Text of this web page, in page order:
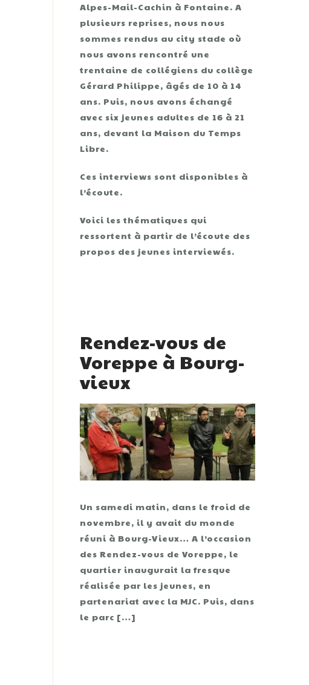
Alpes-Mail-Cachin à Fontaine. A
plusieurs reprises, nous nous
sommes rendus au city stade où
nous avons rencontré une
trentaine de collégiens du collège
Gérard Philippe, âgés de 10 à 14
ans. Puis, nous avons échangé
avec six jeunes adultes de 16 à 21
ans, devant la Maison du Temps
Libre.
Ces interviews sont disponibles à
l’écoute.
Voici les thématiques qui
ressortent à partir de l’écoute des
propos des jeunes interviewés.
Rendez-vous de
Voreppe à Bourg-
vieux
Un samedi matin, dans le froid de
novembre, il y avait du monde
réuni à Bourg-Vieux… A l’occasion
des Rendez-vous de Voreppe, le
quartier inaugurait la fresque
réalisée par les jeunes, en
partenariat avec la MJC. Puis, dans
le parc […]